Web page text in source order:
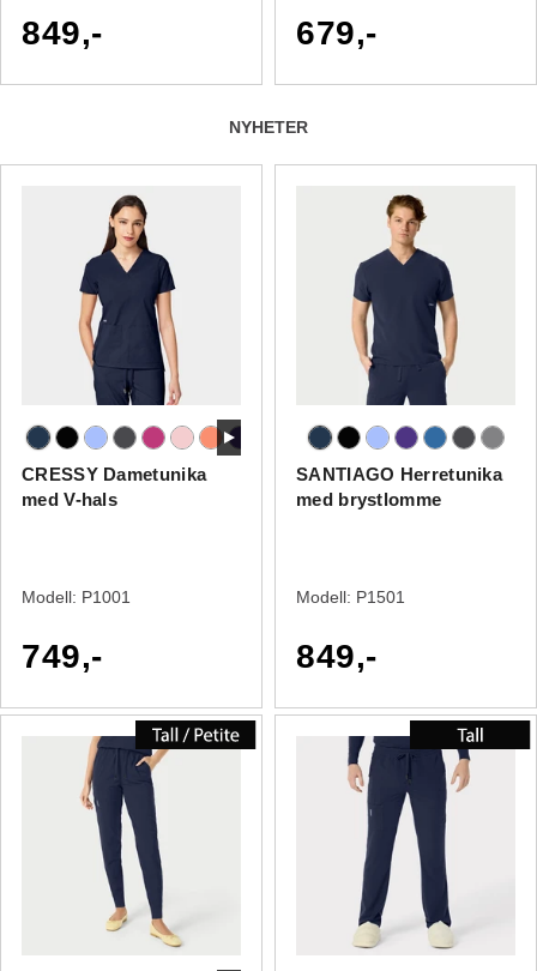
849,- 679,-
NYHETER
CRESSY Dametunika
med V-hals
Modell: P1001
749,-
SANTIAGO Herretunika
med brystlomme
Modell: P1501
849,-